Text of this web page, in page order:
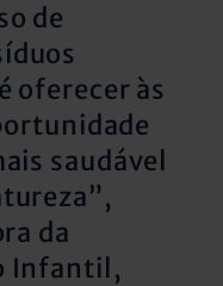
de
oferecer às
saudável
da
Infantil,